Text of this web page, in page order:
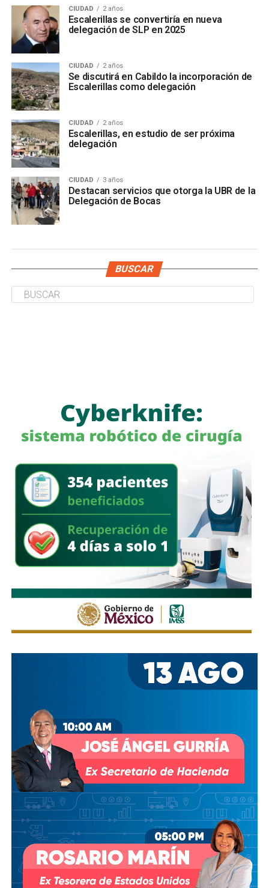
CIUDAD 2 años
Escalerillas se convertiría en nueva
delegación de SLP en 2025
CIUDAD 2 años
Se discutirá en Cabildo la incorporación de
Escalerillas como delegación
CIUDAD 2 años
Escalerillas, en estudio de ser próxima
delegación
CIUDAD 3 años
Destacan servicios que otorga la UBR de la
Delegación de Bocas
BUSCAR